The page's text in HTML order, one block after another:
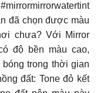
đã chọn được màu
chưa? Với Mirror
độ bền màu cao,
trong thời gian
đất: Tone đỏ kết